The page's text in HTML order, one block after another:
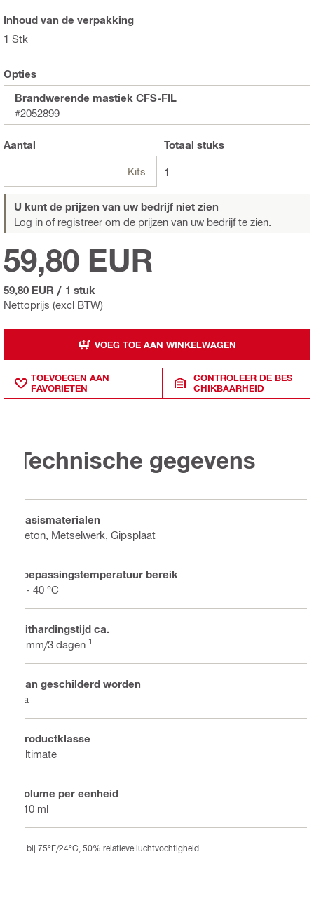
Inhoud van de verpakking
1 Stk
Opties
Brandwerende mastiek CFS-FIL
#2052899
Aantal
Kits
Totaal stuks
1
U kunt de prijzen van uw bedrijf niet zien
Log in of registreer om de prijzen van uw bedrijf te zien.
Nettoprijs (excl BTW)
59,80 EUR
59,80 EUR / 1 stuk
VOEG TOE AAN WINKELWAGEN
TOEVOEGEN AAN
FAVORIETEN
CONTROLEER DE BES
CHIKBAARHEID
Technische gegevens
Basismaterialen
Beton, Metselwerk, Gipsplaat
Toepassingstemperatuur bereik
5 - 40 °C
Uithardingstijd ca.
2 mm/3 dagen 1
Kan geschilderd worden
Ja
Productklasse
Ultimate
Volume per eenheid
310 ml
bij 75°F/24°C, 50% relatieve luchtvochtigheid